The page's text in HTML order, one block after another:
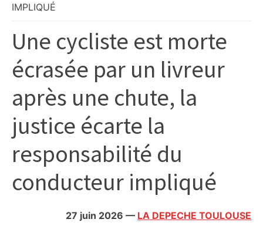
société,
politique,
météo,
faits
et
citoyennes
IMPLIQUÉ
Une cycliste est morte
écrasée par un livreur
après une chute, la
justice écarte la
responsabilité du
conducteur impliqué
27 juin 2026 — LA DEPECHE TOULOUSE